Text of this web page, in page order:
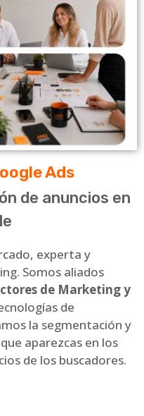
Ads
de anuncios en
experta y
Somos aliados
de Marketing y
de
la segmentación y
aparezcas en los
de los buscadores.